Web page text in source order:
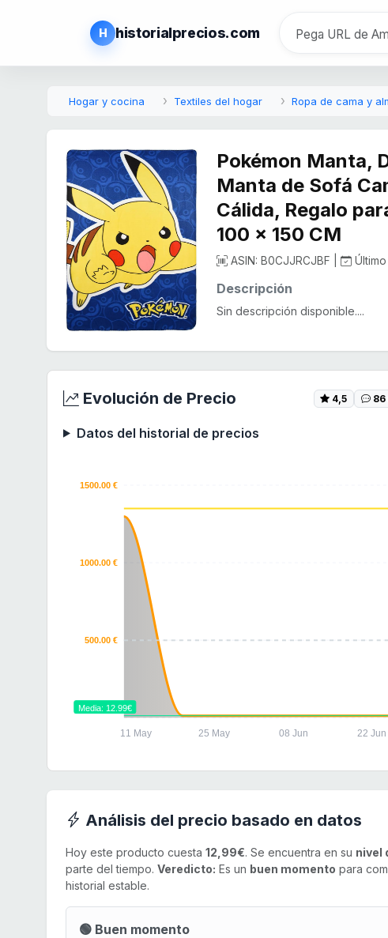
H historialprecios.com
Hogar y cocina Textiles del hogar Ropa de cama y
Pokémon Manta,
Manta de Sofá
Cálida, Regalo
100 x 150 CM
ASIN: B0CJJRCJBF |
Descripción
Sin descripción disponible....
Evolución de Precio 4,5 86
Datos del historial de precios
1500.00 €
1000.00 €
500.00 €
11 May 25 May 08 Jun 22 Jun
Media: 12.99€
Análisis del precio basado en datos
Hoy este producto cuesta 12,99€. Se encuentra en su nivel
parte del tiempo. Veredicto: Es un buen momento para
historial estable.
🟢 Buen momento